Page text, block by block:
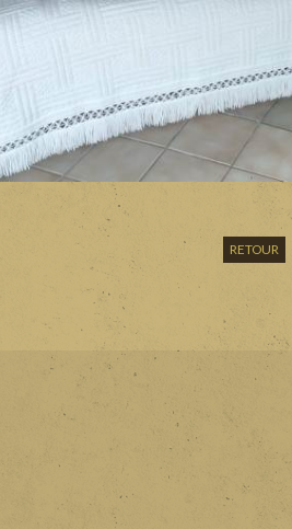
RETOUR